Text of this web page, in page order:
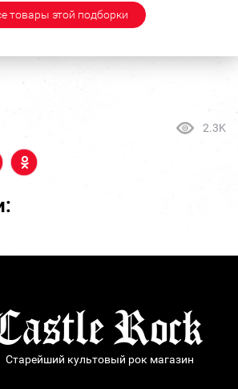
товары этой подборки
2.3K
Старейший культовый рок магазин